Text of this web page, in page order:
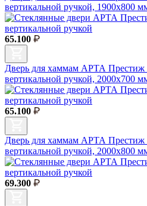
вертикальной ручкой, 1900х800
65.100
Дверь для хаммам АРТА Престиж
вертикальной ручкой, 2000х700
65.100
Дверь для хаммам АРТА Престиж
вертикальной ручкой, 2000х800
69.300